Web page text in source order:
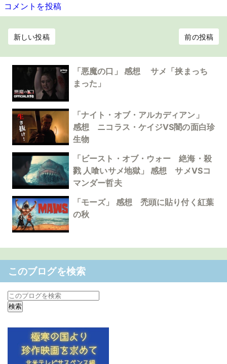
コメントを投稿
新しい投稿 前の投稿
「悪魔の口」 感想 サメ「挟まっち
まった」
「ナイト・オブ・アルカディアン」
感想 ニコラス・ケイジVS闇の面白珍
生物
「ビースト・オブ・ウォー 絶海・殺
戮 人喰いサメ地獄」 感想 サメVSコ
マンダー哲夫
「モーズ」 感想 禿頭に貼り付く紅葉
の秋
このブログを検索